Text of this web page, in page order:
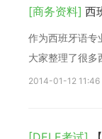
[商务资料] 西
作为西班牙语专
大家整理了很多
2014-01-12 11:46